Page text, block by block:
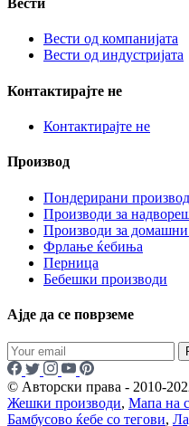
Вести
Вести од компанијата
Вести од индустријата
Контактирајте не
Контактирајте не
Производ
Пондерирани
Производи за
Производи за
Фрлање ќебиња
Перница
Бебешки производи
Ајде да се поврземе
© Авторски права - 2010-
Жешки производи, Мапа на
Бамбусово ќебе со тегови,